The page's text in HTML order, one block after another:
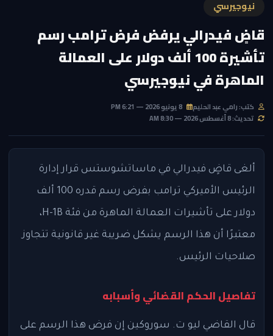
نيوجيرسي
قاضٍ فيدرالي يرفض فرض ترامب رسم
تأشيرة 100 ألف دولار على العمالة
الماهرة في نيوجيرسي
كتب: رامي عبد الحليم
تحديث: 8 أغسطس 2026 — 8:30 AM
ألغى قاضٍ فيدرالي في ماساتشوستس قرار إدارة
الرئيس الأميركي ترامب بفرض رسم قدره 100 ألف
دولار على تأشيرات العمالة الماهرة من فئة H-1B،
معتبرًا أن هذا الرسم يشكل ضريبة غير قانونية تتجاوز
صلاحيات الرئيس.
تفاصيل الحكم القضائي وأسبابه
قال القاضي ليو ت. سوروكين إن فرض هذا الرسم على